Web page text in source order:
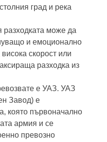
град и река
може да
и емоционално
скорост или
разходка из
е УАЗ. УАЗ
Завод) е
която първоначално
армия и се
превозно